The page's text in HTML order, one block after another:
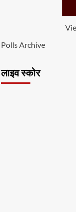
Polls Archive
लाइव स्कोर